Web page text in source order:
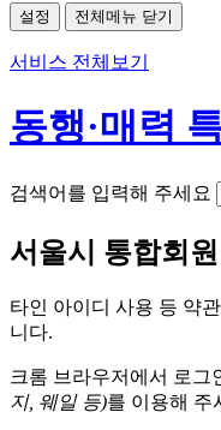
설정 전체메뉴 닫기
서비스 전체보기
동행·매력
검색어를 입력해 주세요
서울시 통합회
타인 아이디 사용 등 약
니다.
크롬 브라우저에서 로그
지, 웨일 등)를 이용해 주